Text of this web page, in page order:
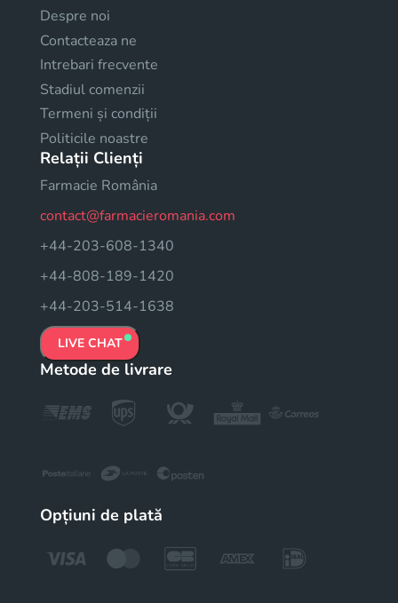
Despre noi
Contacteaza ne
Intrebari frecvente
Stadiul comenzii
Termeni și condiții
Politicile noastre
Relații Clienți
Farmacie România
contact@farmacieromania.com
+44-203-608-1340
+44-808-189-1420
+44-203-514-1638
LIVE CHAT
Metode de livrare
Opțiuni de plată